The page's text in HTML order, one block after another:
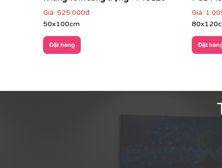
Giá: 525.000đ
50x100cm
Đặt hàng
Giá:
Đặt